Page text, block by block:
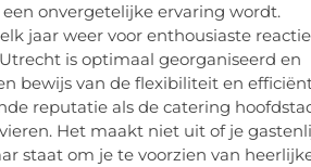
onvergetelijke ervaring wordt.
jaar weer voor enthousiaste
is optimaal georganiseerd en
bewijs van de flexibiliteit en
reputatie als de catering
Het maakt niet uit of je
staat om je te voorzien van